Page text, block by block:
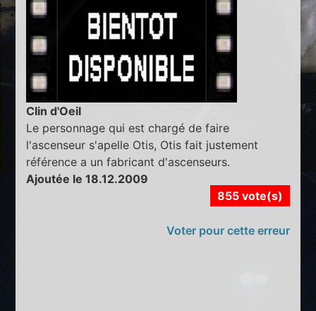
Clin d'Oeil
Le personnage qui est chargé de faire
l'ascenseur s'apelle Otis, Otis fait justement
référence a un fabricant d'ascenseurs.
Ajoutée le 18.12.2009
855 vote(s)
Voter pour cette erreur